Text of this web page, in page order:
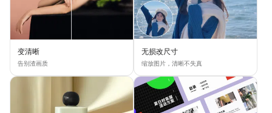
变清晰
告别渣画质
无损改尺寸
缩放图片，清晰不失真